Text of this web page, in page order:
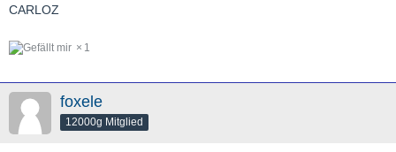
CARLOZ
1
foxele
12000g Mitglied